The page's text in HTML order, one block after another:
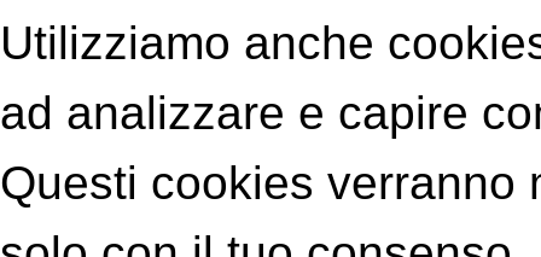
Utilizziamo anche
ad analizzare e capire
Questi cookies verranno